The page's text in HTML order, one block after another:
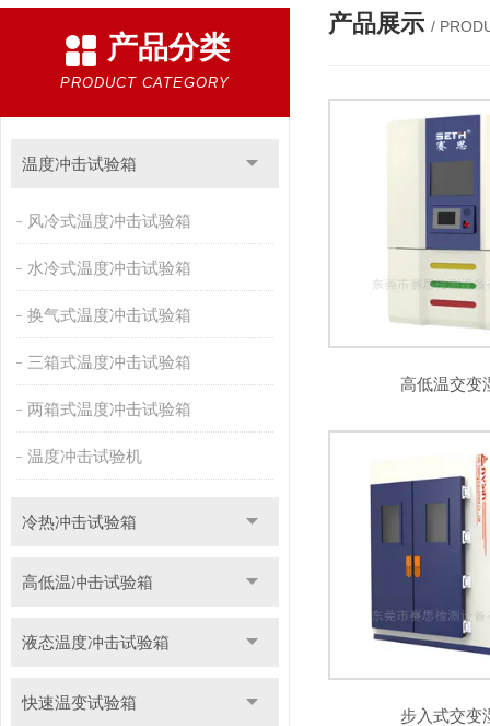
霉菌试验箱 应力筛选试验箱 IPX9K淋雨箱 温湿度检定箱
盐雾试验箱 老化试验箱
自然恒温对流试验箱 自动化产线高低温试验箱 温湿度光照
新能源专用设备 PCT高压加速老化试验机 维修进口试验箱
产品分类
PRODUCT CATEGORY
温度冲击试验箱
风冷式温度冲击试验箱
水冷式温度冲击试验箱
换气式温度冲击试验箱
三箱式温度冲击试验箱
两箱式温度冲击试验箱
温度冲击试验机
冷热冲击试验箱
高低温冲击试验箱
液态温度冲击试验箱
快速温变试验箱
产品展示 /
高低温交变
步入式交变